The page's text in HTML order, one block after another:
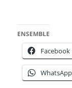
ENSEMBLE
Facebook
WhatsApp